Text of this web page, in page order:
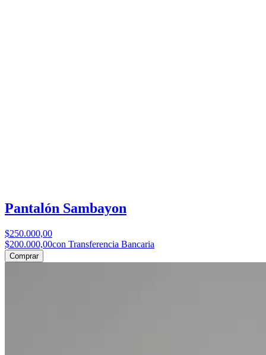
Pantalón Sambayon
$250.000,00
$200.000,00con Transferencia Bancaria
Comprar